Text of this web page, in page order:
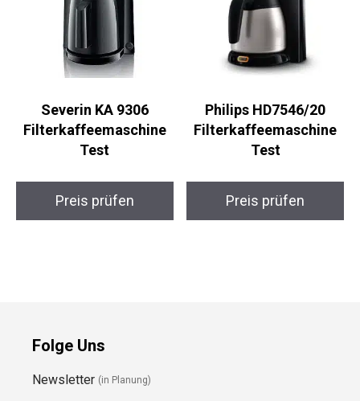
Severin KA 9306
Filterkaffeemaschine
Test
Preis prüfen
Philips HD7546/20
Filterkaffeemaschine
Test
Preis prüfen
Folge Uns
Newsletter (in Planung)